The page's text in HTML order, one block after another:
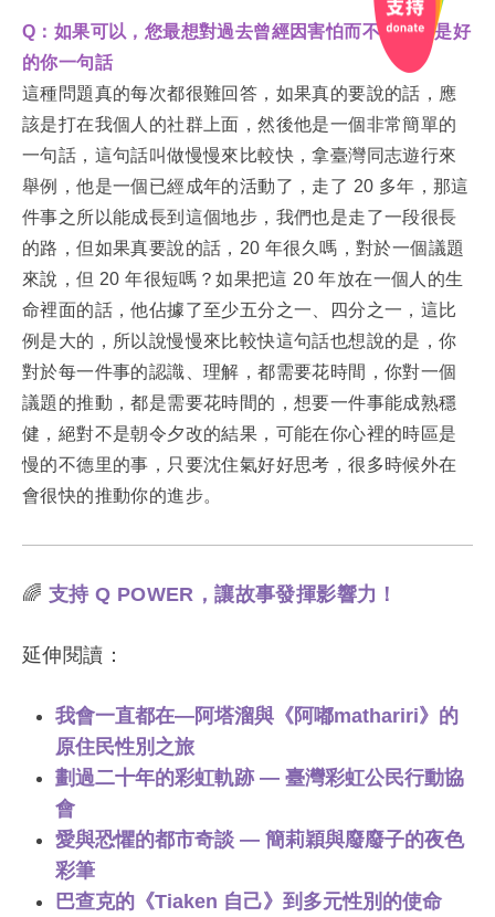
Q：如果可以，您最想對過去曾經因害怕而不知如何是好
的你一句話
這種問題真的每次都很難回答，如果真的要說的話，應
該是打在我個人的社群上面，然後他是一個非常簡單的
一句話，這句話叫做慢慢來比較快，拿臺灣同志遊行來
舉例，他是一個已經成年的活動了，走了 20 多年，那這
件事之所以能成長到這個地步，我們也是走了一段很長
的路，但如果真要說的話，20 年很久嗎，對於一個議題
來說，但 20 年很短嗎？如果把這 20 年放在一個人的生
命裡面的話，他佔據了至少五分之一、四分之一，這比
例是大的，所以說慢慢來比較快這句話也想說的是，你
對於每一件事的認識、理解，都需要花時間，你對一個
議題的推動，都是需要花時間的，想要一件事能成熟穩
健，絕對不是朝令夕改的結果，可能在你心裡的時區是
慢的不德里的事，只要沈住氣好好思考，很多時候外在
會很快的推動你的進步。
🌈 支持 Q POWER，讓故事發揮影響力！
延伸閱讀：
我會一直都在—阿塔溜與《阿嘟mathariri》的
原住民性別之旅
劃過二十年的彩虹軌跡 — 臺灣彩虹公民行動協
會
愛與恐懼的都市奇談 — 簡莉穎與廢廢子的夜色
彩筆
巴查克的《Tiaken 自己》到多元性別的使命